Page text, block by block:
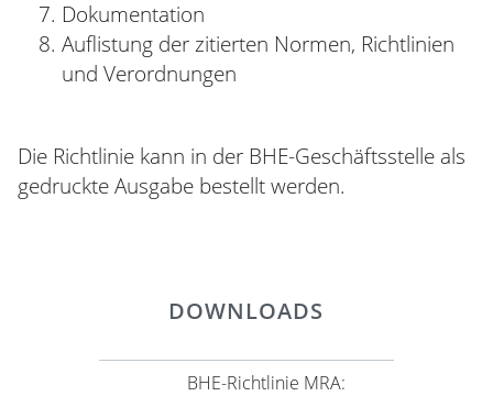
Dokumentation
Auflistung der zitierten Normen, Richtlinien
und Verordnungen
Die Richtlinie kann in der BHE-Geschäftsstelle als
gedruckte Ausgabe bestellt werden.
DOWNLOADS
BHE-Richtlinie MRA: